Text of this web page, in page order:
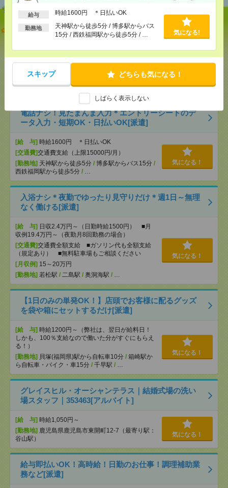
給与 時給1600円 ＊日払いOK
勤務地
天神駅から徒歩5分 / 博多駅からバス
15分 / 西鉄福岡駅から徒歩5分 / …
気になる!
スキップ どちらも気になる！
しばらく表示しない
【オープニング募集】おばあちゃんのお散歩付き添
いも仕事の1つ[派遣]
[給 与]無資格未経験：時給1350円～ ■週払い
OK ■扶養内OK ■日収1万800円以上
[交通費]交通費全額支給
[勤務地]小倉(福岡県)駅/西小倉駅/南小倉駅/…
気になる！
電話ナシ！見たまんま入力＊エントリーシートのデ
ータ入力・短期OK・日払いOK[派遣]
[給 与] 時給1600円 ＊日払いOK
[交通費]交通費支給（上限15000円/月）
[勤務地] 天神駅から徒歩5分 / 博多駅からバス15分 /
西鉄福岡駅から徒歩5分 / …
気になる！
入浴ナシ＊夜勤でゆったり見守りだけ＊週1日～無理
なく働ける[派遣]
[給 与] 日収2.4万円～（日勤時給1500円） ■月
収例19.4万円～（夜勤月8回勤務の場合）
[交通費]交通費全額支給 ■ガソリン代も全額支給
（規定あり） ■無料駐車場もご相談ください
[月収例] 15～20万円
[勤務地] 若松駅 / 二島駅 / 奥洞海駅 / …
気になる！
【1日のみの単発OK！】店頭でお客様に配るグッズ
を袋や箱にセットするだけ[派遣]
[給 与] 時給1200円～（弊社は、翌日が給料日！
しかも、100％支給なので働いた分がすぐにもらえ
る！）
[勤務地] 貝塚(福岡県)駅から自転車10分 / 箱崎駅か
ら自転車・バイク・車15分 / 千早駅 / …
気になる！
グレイスヒル・オーシャンテラス｜結婚式場の洗い
場スタッフ｜353463[アルバイト]
[給 与] 時給1,050円～
[勤務地] 鹿児島県鹿児島市東開町12-7（最寄り駅：
谷山駅）
気になる！
給与即払いOK！高時給！日勤のお仕事！調理補助業
務など[派遣]